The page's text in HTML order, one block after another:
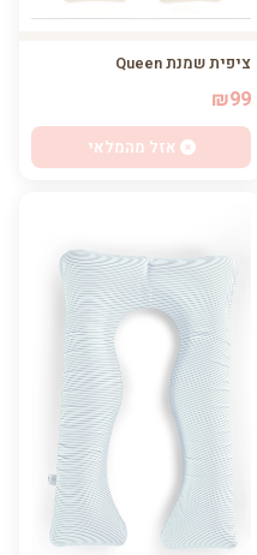
ציפית שמנת Queen
₪99
אזל מהמלאי